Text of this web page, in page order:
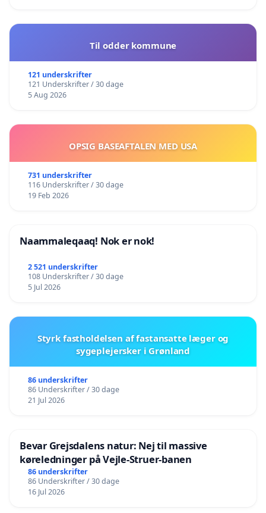
Til odder kommune
121 underskrifter
121 Underskrifter / 30 dage
5 Aug 2026
OPSIG BASEAFTALEN MED USA
731 underskrifter
116 Underskrifter / 30 dage
19 Feb 2026
Naammaleqaaq! Nok er nok!
2 521 underskrifter
108 Underskrifter / 30 dage
5 Jul 2026
Styrk fastholdelsen af fastansatte læger og
sygeplejersker i Grønland
86 underskrifter
86 Underskrifter / 30 dage
21 Jul 2026
Bevar Grejsdalens natur: Nej til massive
køreledninger på Vejle-Struer-banen
86 underskrifter
86 Underskrifter / 30 dage
16 Jul 2026